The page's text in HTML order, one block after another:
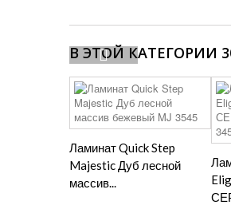
В ЭТОЙ КАТЕГОРИИ
Ламинат Quick Step
Majestic Дуб лесной
массив...